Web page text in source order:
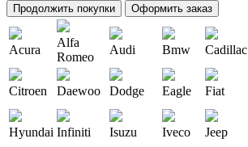
Продолжить покупки Оформить заказ
Acura
Alfa
Romeo
Audi Bmw Cadillac
Citroen Daewoo Dodge Eagle Fiat
Hyundai Infiniti Isuzu Iveco Jeep